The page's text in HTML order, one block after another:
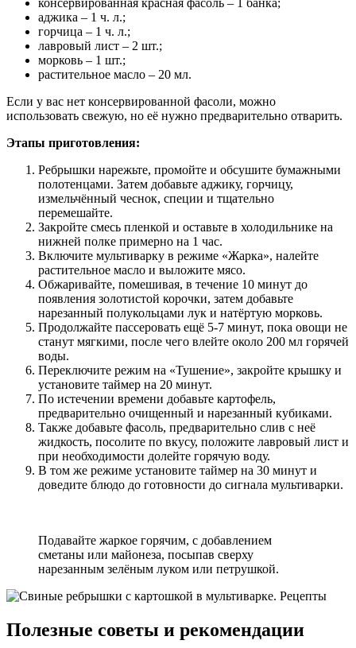
консервированная красная фасоль – 1 банка;
аджика – 1 ч. л.;
горчица – 1 ч. л.;
лавровый лист – 2 шт.;
морковь – 1 шт.;
растительное масло – 20 мл.
Если у вас нет консервированной фасоли, можно
использовать свежую, но её нужно предварительно отварить.
Этапы приготовления:
Ребрышки нарежьте, промойте и обсушите бумажными
полотенцами. Затем добавьте аджику, горчицу,
измельчённый чеснок, специи и тщательно
перемешайте.
Закройте смесь пленкой и оставьте в холодильнике на
нижней полке примерно на 1 час.
Включите мультиварку в режиме «Жарка», налейте
растительное масло и выложите мясо.
Обжаривайте, помешивая, в течение 10 минут до
появления золотистой корочки, затем добавьте
нарезанный полукольцами лук и натёртую морковь.
Продолжайте пассеровать ещё 5-7 минут, пока овощи не
станут мягкими, после чего влейте около 200 мл горячей
воды.
Переключите режим на «Тушение», закройте крышку и
установите таймер на 20 минут.
По истечении времени добавьте картофель,
предварительно очищенный и нарезанный кубиками.
Также добавьте фасоль, предварительно слив с неё
жидкость, посолите по вкусу, положите лавровый лист и
при необходимости долейте горячую воду.
В том же режиме установите таймер на 30 минут и
доведите блюдо до готовности до сигнала мультиварки.
Подавайте жаркое горячим, с добавлением
сметаны или майонеза, посыпав сверху
нарезанным зелёным луком или петрушкой.
Полезные советы и рекомендации